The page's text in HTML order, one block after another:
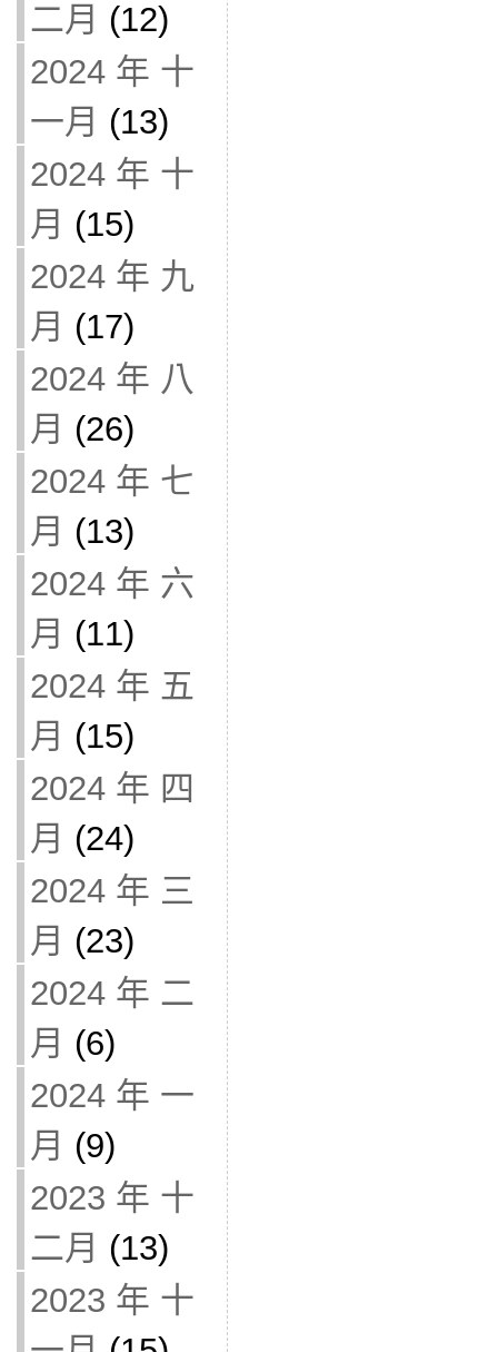
二月 (12)
2024 年 十
一月 (13)
2024 年 十
月 (15)
2024 年 九
月 (17)
2024 年 八
月 (26)
2024 年 七
月 (13)
2024 年 六
月 (11)
2024 年 五
月 (15)
2024 年 四
月 (24)
2024 年 三
月 (23)
2024 年 二
月 (6)
2024 年 一
月 (9)
2023 年 十
二月 (13)
2023 年 十